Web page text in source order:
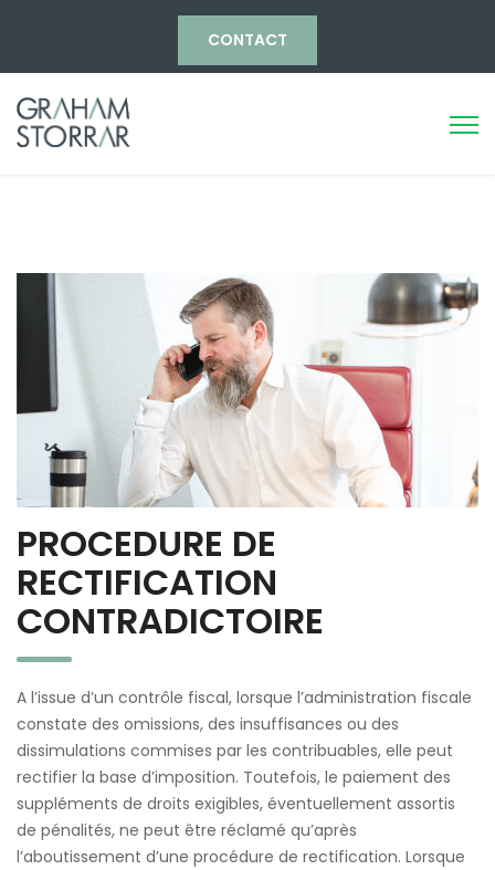
CONTACT
PROCEDURE DE
RECTIFICATION
CONTRADICTOIRE
A l’issue d’un contrôle fiscal, lorsque l’administration fiscale
constate des omissions, des insuffisances ou des
dissimulations commises par les contribuables, elle peut
rectifier la base d’imposition. Toutefois, le paiement des
suppléments de droits exigibles, éventuellement assortis
de pénalités, ne peut être réclamé qu’après
l’aboutissement d’une procédure de rectification. Lorsque